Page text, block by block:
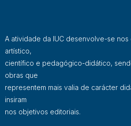
A atividade da IUC desenvolve-se nos
artístico,
científico e pedagógico-didático,
obras que
representem mais valia de carácter
insiram
nos objetivos editoriais.